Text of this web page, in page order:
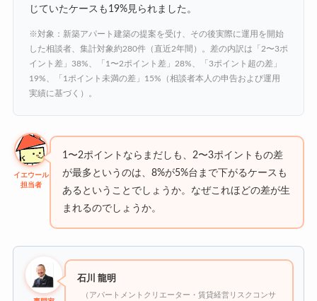
じていたケースも19%見られました。
※対象：新築アパート建築の提案を受け、その後実際に運用を開始
した相談者、集計対象約280件（直近2年間）。差の内訳は「2〜3ポ
イント差」38%、「1〜2ポイント差」28%、「3ポイント超の差」
19%、「1ポイント未満の差」15%（相談者本人の申告および運用
実績に基づく）。
イエウール
担当者
1〜2ポイントならまだしも、2〜3ポイントもの差
が最多というのは、8%が5%台まで下がるケースも
あるということでしょうか。なぜこれほどの差が生
まれるのでしょうか。
石川 龍明
（アパートメントクリエーター・賃貸経営リスクコンサ